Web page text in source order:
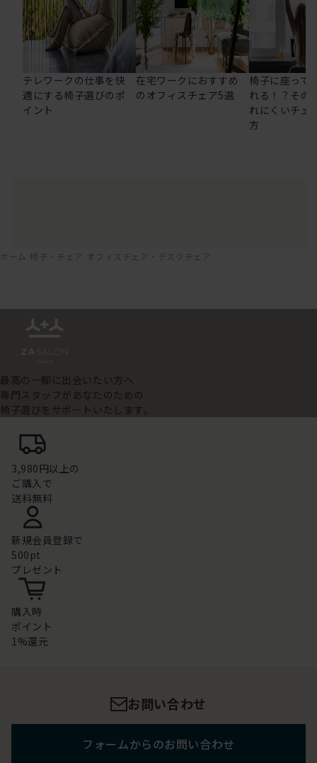
テレワークの仕事を快
適にする椅子選びのポ
イント
在宅ワークにおすすめ
のオフィスチェア5選
椅子に座って
れる！？その
れにくいチェ
方
ホーム 椅子・チェア オフィスチェア・デスクチェア
最高の一脚に出会いたい方へ
専門スタッフがあなたのための
椅子選びをサポートいたします。
3,980円以上の
ご購入で
送料無料
新規会員登録で
500pt
プレゼント
購入時
ポイント
1%還元
お問い合わせ
フォームからのお問い合わせ